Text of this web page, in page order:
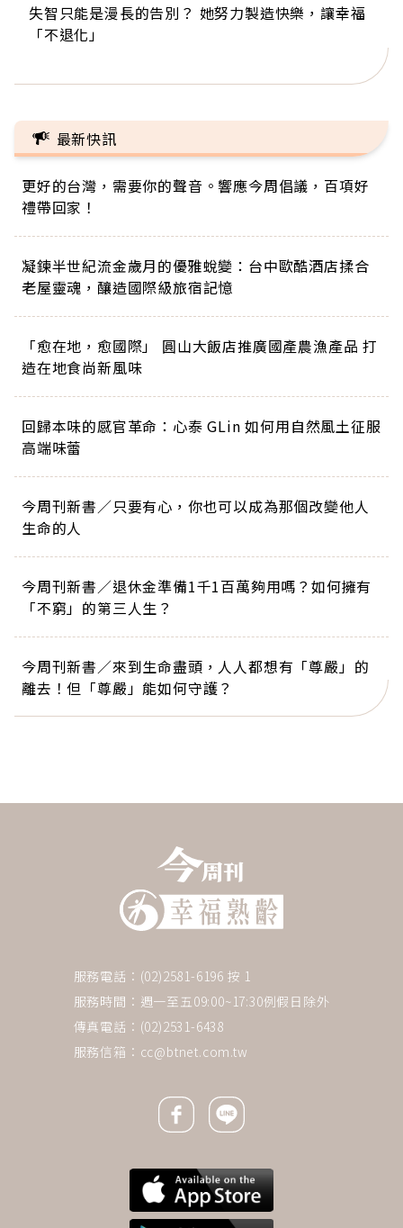
失智只能是漫長的告別？ 她努力製造快樂，讓幸福
「不退化」
來自剛果的巧克力神父 為台灣奉獻36年 「台灣是我
的家，我連作夢都講台語！」
63歲卸矽谷副總、搬回台灣找快樂！「蛋黃哥小
丑」走進安養院，逗樂上萬爺奶：退休後才開始真
104歲打破金氏世界紀錄 成為全球最年長羽球選
手，分享長壽的秘密原來是「這個」
事業巔峰他選擇追夢…黑手阿伯拉小提琴還登上小
巨蛋！連CNN都大讚！
最新快訊
更好的台灣，需要你的聲音。響應今周倡議，百項好
禮帶回家！
凝鍊半世紀流金歲月的優雅蛻變：台中歐酷酒店揉合
老屋靈魂，釀造國際級旅宿記憶
「愈在地，愈國際」 圓山大飯店推廣國產農漁產品 打
造在地食尚新風味
回歸本味的感官革命：心泰 GLin 如何用自然風土征服
高端味蕾
今周刊新書／只要有心，你也可以成為那個改變他人
生命的人
今周刊新書／退休金準備1千1百萬夠用嗎？如何擁有
「不窮」的第三人生？
今周刊新書／來到生命盡頭，人人都想有「尊嚴」的
離去！但「尊嚴」能如何守護？
服務電話：(02)2581-6196 按 1
服務時間：週一至五09:00~17:30例假日除外
傳真電話：(02)2531-6438
服務信箱： cc@btnet.com.tw
Facebook icon
Line icon